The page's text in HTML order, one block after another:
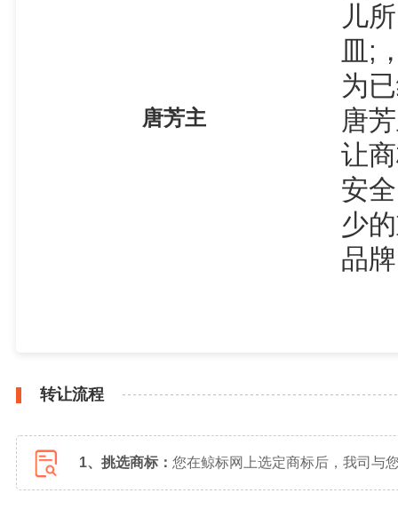
唐芳主
儿
皿;
为
唐
让
安
少
品
转让流程
1、挑选商标： 您在鲸标网上选定商标后，我司与